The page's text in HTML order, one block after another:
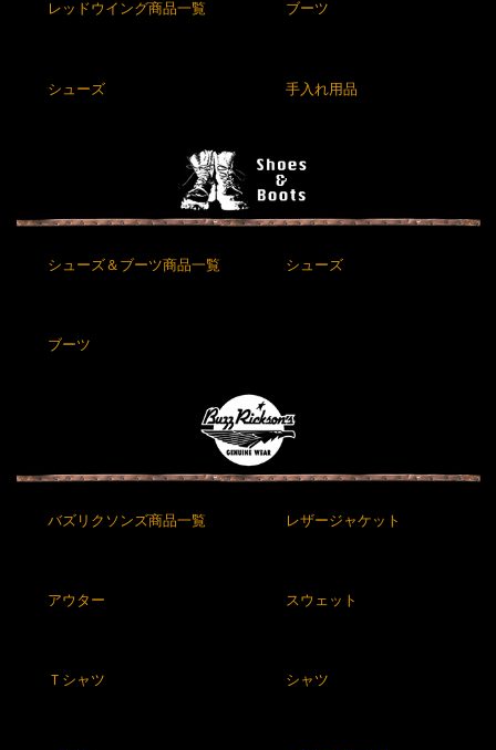
レッドウイング商品一覧 ブーツ
シューズ 手入れ用品
シューズ＆ブーツ商品一覧 シューズ
ブーツ
バズリクソンズ商品一覧 レザージャケット
アウター スウェット
Ｔシャツ シャツ